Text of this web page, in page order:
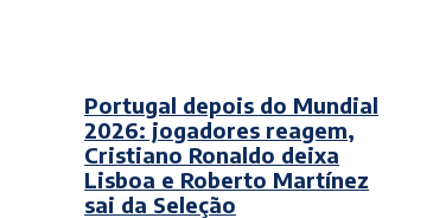
Portugal depois do Mundial
2026: jogadores reagem,
Cristiano Ronaldo deixa
Lisboa e Roberto Martínez
sai da Seleção